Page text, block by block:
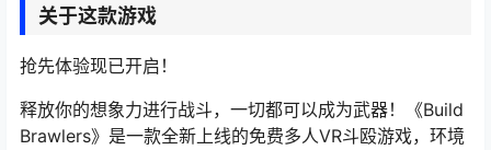
关于这款游戏
抢先体验现已开启！
释放你的想象力进行战斗，一切都可以成为武器！《Build
Brawlers》是一款全新上线的免费多人VR斗殴游戏，环境